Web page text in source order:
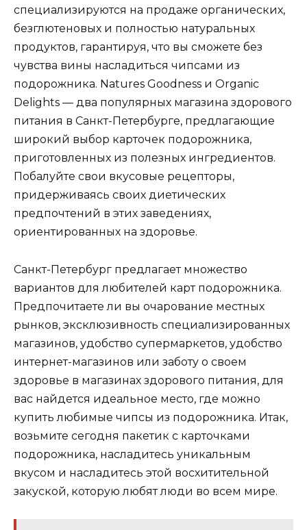
специализируются на продаже органических,
безглютеновых и полностью натуральных
продуктов, гарантируя, что вы сможете без
чувства вины насладиться чипсами из
подорожника. Natures Goodness и Organic
Delights — два популярных магазина здорового
питания в Санкт-Петербурге, предлагающие
широкий выбор карточек подорожника,
приготовленных из полезных ингредиентов.
Побалуйте свои вкусовые рецепторы,
придерживаясь своих диетических
предпочтений в этих заведениях,
ориентированных на здоровье.
Санкт-Петербург предлагает множество
вариантов для любителей карт подорожника.
Предпочитаете ли вы очарование местных
рынков, эксклюзивность специализированных
магазинов, удобство супермаркетов, удобство
интернет-магазинов или заботу о своем
здоровье в магазинах здорового питания, для
вас найдется идеальное место, где можно
купить любимые чипсы из подорожника. Итак,
возьмите сегодня пакетик с карточками
подорожника, насладитесь уникальным
вкусом и насладитесь этой восхитительной
закуской, которую любят люди во всем мире.